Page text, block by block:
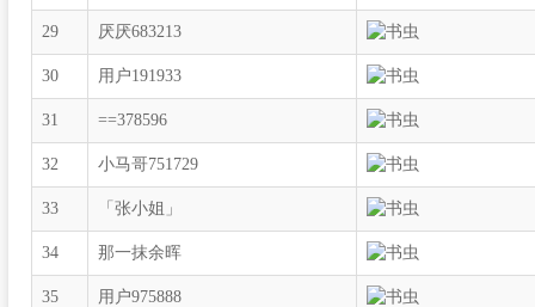
29 厌厌683213
30 用户191933
31 ==378596
32 小马哥751729
33 「张小姐」
34 那一抹余晖
35 用户975888